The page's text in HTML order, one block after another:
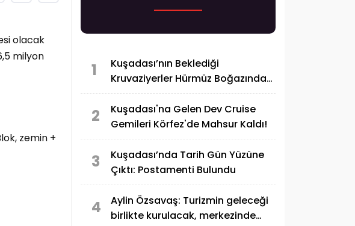
olacak
milyon
zemin +
1
Kuşadası’nın Beklediği
Kruvaziyerler Hürmüz Boğazından
2
Kuşadası'na Gelen Dev Cruise
Gemileri Körfez'de Mahsur Kaldı!
3
Kuşadası’nda Tarih Gün Yüzüne
Çıktı: Postamenti Bulundu
4
Aylin Özsavaş: Turizmin geleceği
birlikte kurulacak, merkezinde